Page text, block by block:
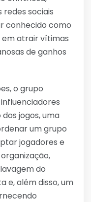
redes sociais
conhecido como
em atrair vítimas
de ganhos
o grupo
jogos, uma
um grupo
jogadores e
do
e, além disso, um